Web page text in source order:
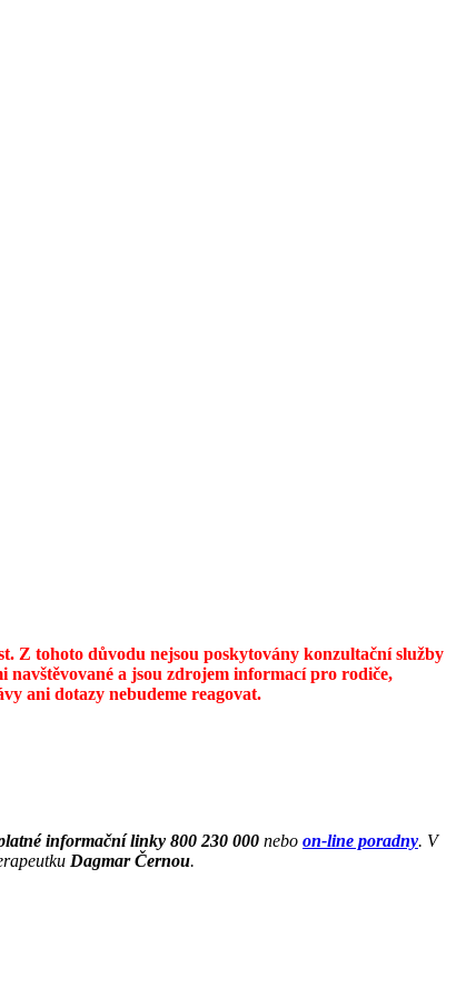
Z tohoto důvodu nejsou poskytovány konzultační služby
navštěvované a jsou zdrojem informací pro rodiče,
ani dotazy nebudeme reagovat.
informační linky 800 230 000 nebo on-line poradny. V
Dagmar Černou.